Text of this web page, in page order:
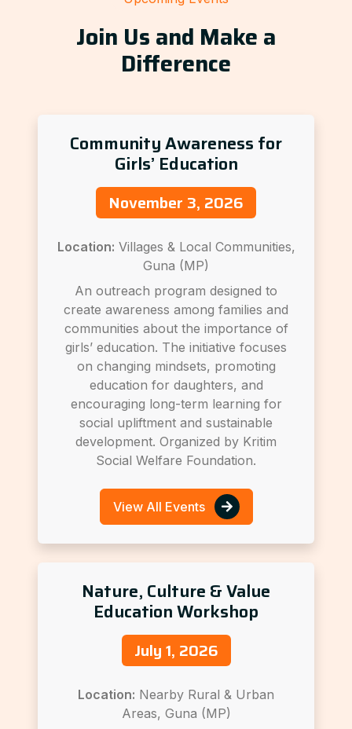
Join Us and Make a
Difference
Community Awareness for
Girls’ Education
November 3, 2026
Location: Villages & Local Communities,
Guna (MP)
An outreach program designed to
create awareness among families and
communities about the importance of
girls’ education. The initiative focuses
on changing mindsets, promoting
education for daughters, and
encouraging long-term learning for
social upliftment and sustainable
development. Organized by Kritim
Social Welfare Foundation.
View All Events
Nature, Culture & Value
Education Workshop
July 1, 2026
Location: Nearby Rural & Urban
Areas, Guna (MP)